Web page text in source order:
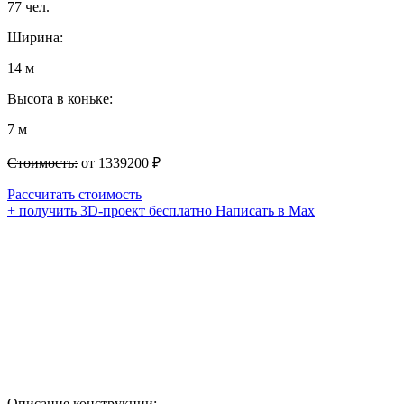
77 чел.
Ширина:
14 м
Высота в коньке:
7 м
Стоимость: от 1339200 ₽
Рассчитать стоимость
+ получить 3D-проект бесплатно Написать в Max